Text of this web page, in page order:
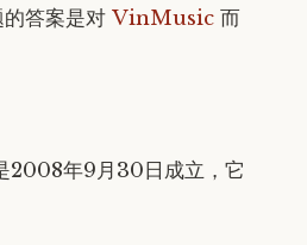
答案是对 VinMusic 而
2008年9月30日成立，它